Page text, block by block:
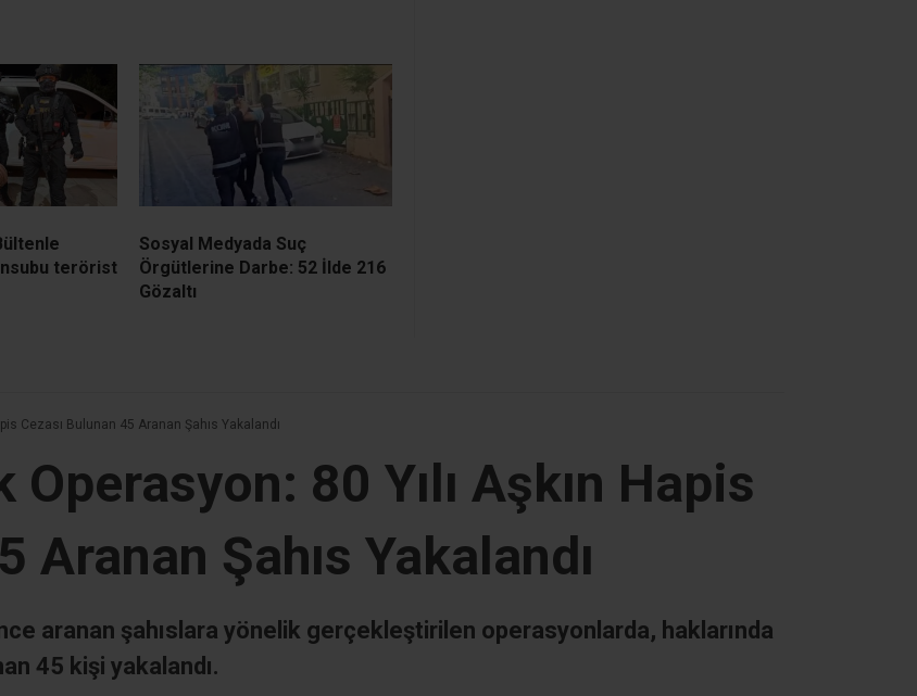
terörist
Sosyal Medyada Suç
Örgütlerine Darbe: 52 İlde 216
Gözaltı
Cezası Bulunan 45 Aranan Şahıs Yakalandı
Operasyon: 80 Yılı Aşkın Hapis
Aranan Şahıs Yakalandı
aranan şahıslara yönelik gerçekleştirilen operasyonlarda, haklarında
45 kişi yakalandı.